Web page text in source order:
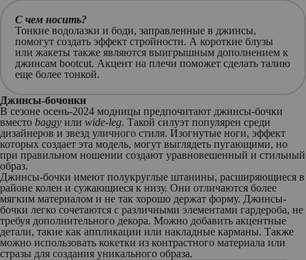
С чем носить?
Тонкие водолазки и боди, заправленные в джинсы,
помогут создать эффект стройности. А короткие блузы
или жакеты также являются выигрышным дополнением к
джинсам bootcut. Акцент на плечи поможет сделать талию
еще более тонкой.
Джинсы-бочонки
В сезоне осень-2024 модницы предпочитают джинсы-бочки
вместо baggy или wide-leg. Такой силуэт популярен среди
дизайнеров и звезд уличного стиля. Изогнутые ноги, эффект
которых создает эта модель, могут выглядеть пугающими, но
при правильном ношении создают уравновешенный и стильный
образ.
Джинсы-бочки имеют полукруглые штанины, расширяющиеся в
районе колен и сужающиеся к низу. Они отличаются более
мягким материалом и не так хорошо держат форму. Джинсы-
бочки легко сочетаются с различными элементами гардероба, не
требуя дополнительного декора. Можно добавить акцентные
детали, такие как аппликации или накладные карманы. Также
можно использовать кокетки из контрастного материала или
стразы для создания уникального образа.